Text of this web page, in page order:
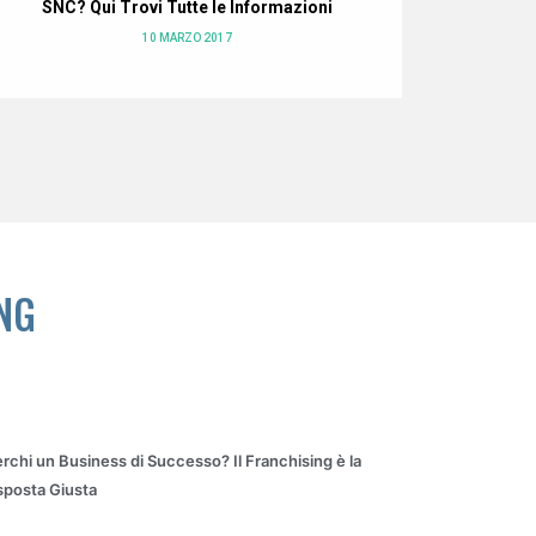
SNC? Qui Trovi Tutte le Informazioni
10 MARZO 2017
un Business di Successo? Il Franchising è la
Giusta